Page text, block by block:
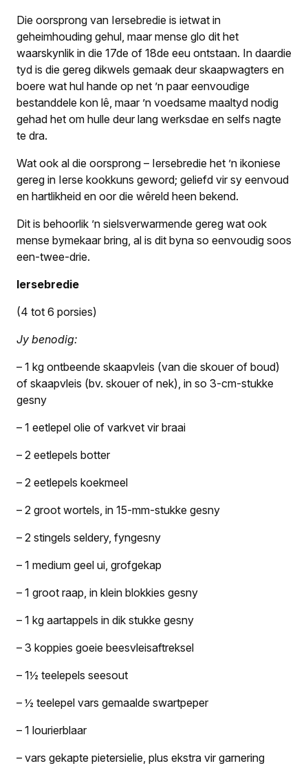
Die oorsprong van Iersebredie is ietwat in
geheimhouding gehul, maar mense glo dit het
waarskynlik in die 17de of 18de eeu ontstaan. In daardie
tyd is die gereg dikwels gemaak deur skaapwagters en
boere wat hul hande op net ’n paar eenvoudige
bestanddele kon lê, maar ’n voedsame maaltyd nodig
gehad het om hulle deur lang werksdae en selfs nagte
te dra.
Wat ook al die oorsprong – Iersebredie het ’n ikoniese
gereg in Ierse kookkuns geword; geliefd vir sy eenvoud
en hartlikheid en oor die wêreld heen bekend.
Dit is behoorlik ’n sielsverwarmende gereg wat ook
mense bymekaar bring, al is dit byna so eenvoudig soos
een-twee-drie.
Iersebredie
(4 tot 6 porsies)
Jy benodig:
– 1 kg ontbeende skaapvleis (van die skouer of boud)
of skaapvleis (bv. skouer of nek), in so 3-cm-stukke
gesny
– 1 eetlepel olie of varkvet vir braai
– 2 eetlepels botter
– 2 eetlepels koekmeel
– 2 groot wortels, in 15-mm-stukke gesny
– 2 stingels seldery, fyngesny
– 1 medium geel ui, grofgekap
– 1 groot raap, in klein blokkies gesny
– 1 kg aartappels in dik stukke gesny
– 3 koppies goeie beesvleisaftreksel
– 1½ teelepels seesout
– ½ teelepel vars gemaalde swartpeper
– 1 lourierblaar
– vars gekapte pietersielie, plus ekstra vir garnering